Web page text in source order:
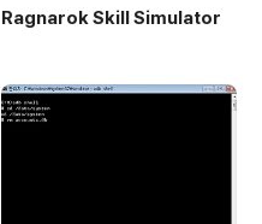
Ragnarok Skill Simulator